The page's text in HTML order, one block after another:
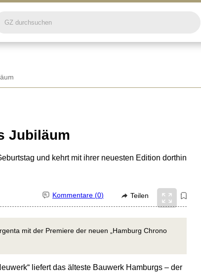
Jubiläum
und kehrt mit ihrer neuesten Edition dorthin
Kommentare (0) Teilen
mit der Premiere der neuen „Hamburg Chrono
liefert das älteste Bauwerk Hamburgs – der